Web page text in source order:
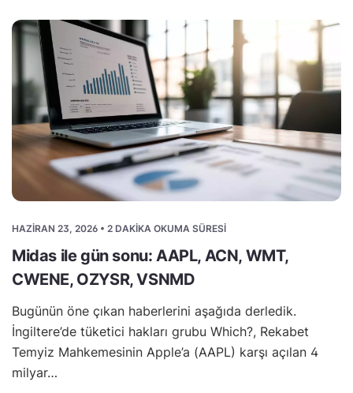
HAZIRAN 23, 2026 • 2 DAKIKA OKUMA SÜRESI
Midas ile gün sonu: AAPL, ACN, WMT,
CWENE, OZYSR, VSNMD
Bugünün öne çıkan haberlerini aşağıda derledik.
İngiltere’de tüketici hakları grubu Which?, Rekabet
Temyiz Mahkemesinin Apple’a (AAPL) karşı açılan 4
milyar…